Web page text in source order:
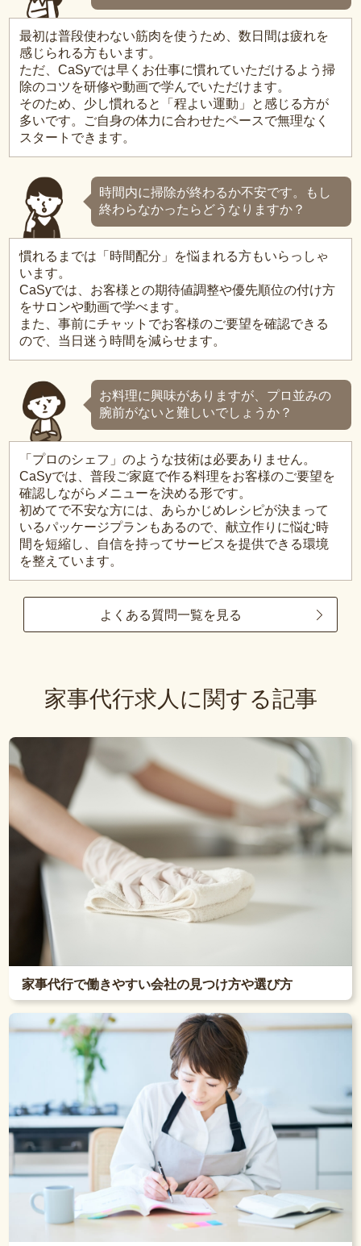
最初は普段使わない筋肉を使うため、数日間は疲れを
感じられる方もいます。
ただ、CaSyでは早くお仕事に慣れていただけるよう掃
除のコツを研修や動画で学んでいただけます。
そのため、少し慣れると「程よい運動」と感じる方が
多いです。ご自身の体力に合わせたペースで無理なく
スタートできます。
時間内に掃除が終わるか不安です。もし
終わらなかったらどうなりますか？
慣れるまでは「時間配分」を悩まれる方もいらっしゃ
います。
CaSyでは、お客様との期待値調整や優先順位の付け方
をサロンや動画で学べます。
また、事前にチャットでお客様のご要望を確認できる
ので、当日迷う時間を減らせます。
お料理に興味がありますが、プロ並みの
腕前がないと難しいでしょうか？
「プロのシェフ」のような技術は必要ありません。
CaSyでは、普段ご家庭で作る料理をお客様のご要望を
確認しながらメニューを決める形です。
初めてで不安な方には、あらかじめレシピが決まって
いるパッケージプランもあるので、献立作りに悩む時
間を短縮し、自信を持ってサービスを提供できる環境
を整えています。
よくある質問一覧を見る
家事代行求人に関する記事
家事代行で働きやすい会社の見つけ方や選び方